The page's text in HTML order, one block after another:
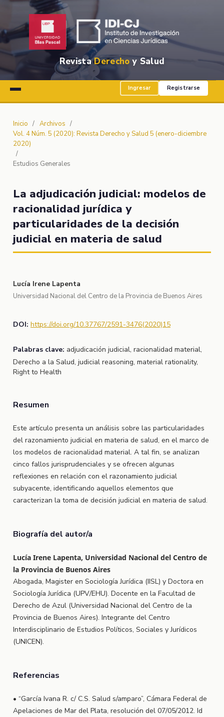
RevistaDerecho y Salud
Ingresar Registrarse
Inicio / Archivos /
Vol. 4 Núm. 5 (2020): Revista Derecho y Salud 5 (enero-diciembre
2020)
/
Estudios Generales
La adjudicación judicial: modelos de
racionalidad jurídica y
particularidades de la decisión
judicial en materia de salud
Lucía Irene Lapenta
Universidad Nacional del Centro de la Provincia de Buenos Aires
DOI: https://doi.org/10.37767/2591-3476(2020)15
Palabras clave: adjudicación judicial, racionalidad material,
Derecho a la Salud, judicial reasoning, material rationality,
Right to Health
Resumen
Este artículo presenta un análisis sobre las particularidades
del razonamiento judicial en materia de salud, en el marco de
los modelos de racionalidad material. A tal fin, se analizan
cinco fallos jurisprudenciales y se ofrecen algunas
reflexiones en relación con el razonamiento judicial
subyacente, identificando aquellos elementos que
caracterizan la toma de decisión judicial en materia de salud.
Biografía del autor/a
Lucía Irene Lapenta, Universidad Nacional del Centro de
la Provincia de Buenos Aires
Abogada, Magister en Sociología Jurídica (IISL) y Doctora en
Sociología Jurídica (UPV/EHU). Docente en la Facultad de
Derecho de Azul (Universidad Nacional del Centro de la
Provincia de Buenos Aires). Integrante del Centro
Interdisciplinario de Estudios Políticos, Sociales y Jurídicos
(UNICEN).
Referencias
• “García Ivana R. c/ C.S. Salud s/amparo”, Cámara Federal de
Apelaciones de Mar del Plata, resolución del 07/05/2012. Id